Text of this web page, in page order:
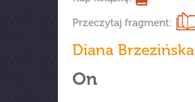
Przeczytaj fragment:
Diana Brzezińska
On